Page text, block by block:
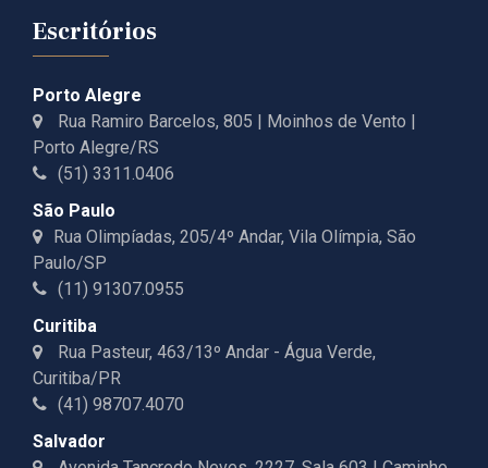
Escritórios
Porto Alegre
Rua Ramiro Barcelos, 805 | Moinhos de Vento |
Porto Alegre/RS
(51) 3311.0406
São Paulo
Rua Olimpíadas, 205/4º Andar, Vila Olímpia, São
Paulo/SP
(11) 91307.0955
Curitiba
Rua Pasteur, 463/13º Andar - Água Verde,
Curitiba/PR
(41) 98707.4070
Salvador